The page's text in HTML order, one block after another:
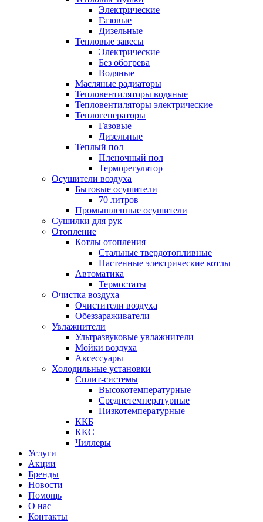
Электрические
Газовые
Дизельные
Тепловые завесы
Электрические
Без обогрева
Водяные
Масляные радиаторы
Тепловентиляторы водяные
Тепловентиляторы электрические
Теплогенераторы
Газовые
Дизельные
Теплый пол
Пленочный пол
Терморегулятор
Осушители воздуха
Бытовые осушители
70 литров
Промышленные осушители
Сушилки для рук
Отопление
Котлы отопления
Стальные твердотопливные
Настенные электрические котлы
Автоматика
Термостаты
Очистка воздуха
Очистители воздуха
Обеззараживатели
Увлажнители
Ультразвуковые увлажнители
Мойки воздуха
Аксессуары
Холодильные установки
Сплит-системы
Высокотемпературные
Среднетемпературные
Низкотемпературные
ККБ
ККС
Чиллеры
Услуги
Акции
Бренды
Новости
Помощь
О нас
Контакты